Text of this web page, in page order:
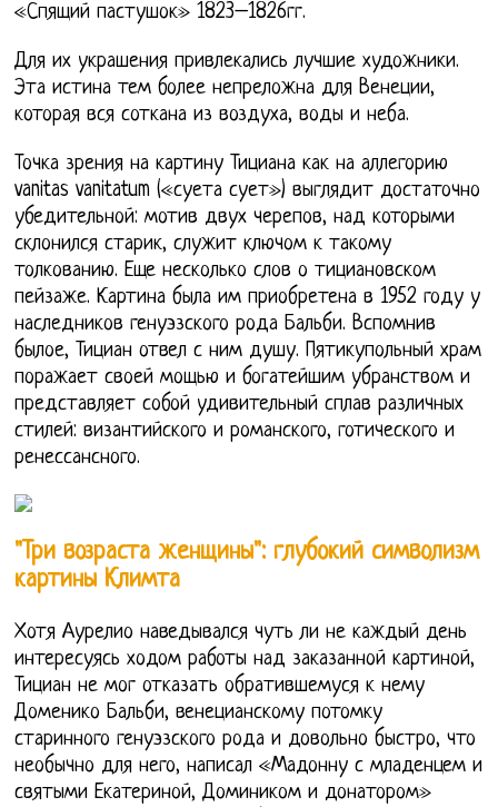
«Спящий пастушок» 1823–1826гг.
Для их украшения привлекались лучшие художники.
Эта истина тем более непреложна для Венеции,
которая вся соткана из воздуха, воды и неба.
Точка зрения на картину Тициана как на аллегорию
vanitas vanitatum («суета сует») выглядит достаточно
убедительной: мотив двух черепов, над которыми
склонился старик, служит ключом к такому
толкованию. Еще несколько слов о тициановском
пейзаже. Картина была им приобретена в 1952 году у
наследников генуэзского рода Бальби. Вспомнив
былое, Тициан отвел с ним душу. Пятикупольный храм
поражает своей мощью и богатейшим убранством и
представляет собой удивительный сплав различных
стилей: византийского и романского, готического и
ренессансного.
"Три возраста женщины": глубокий символизм
картины Климта
Хотя Аурелио наведывался чуть ли не каждый день
интересуясь ходом работы над заказанной картиной,
Тициан не мог отказать обратившемуся к нему
Доменико Бальби, венецианскому потомку
старинного генуэзского рода и довольно быстро, что
необычно для него, написал «Мадонну с младенцем и
святыми Екатериной, Домиником и донатором»